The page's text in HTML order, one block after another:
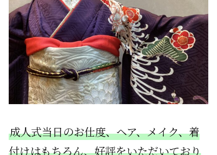
成人式当日のお仕度、ヘア、メイク、着
付けはもちろん、好評をいただいており